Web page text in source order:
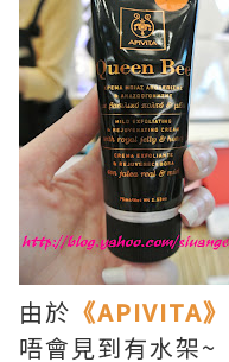
由於 《APIVITA》
唔會見到有水架~